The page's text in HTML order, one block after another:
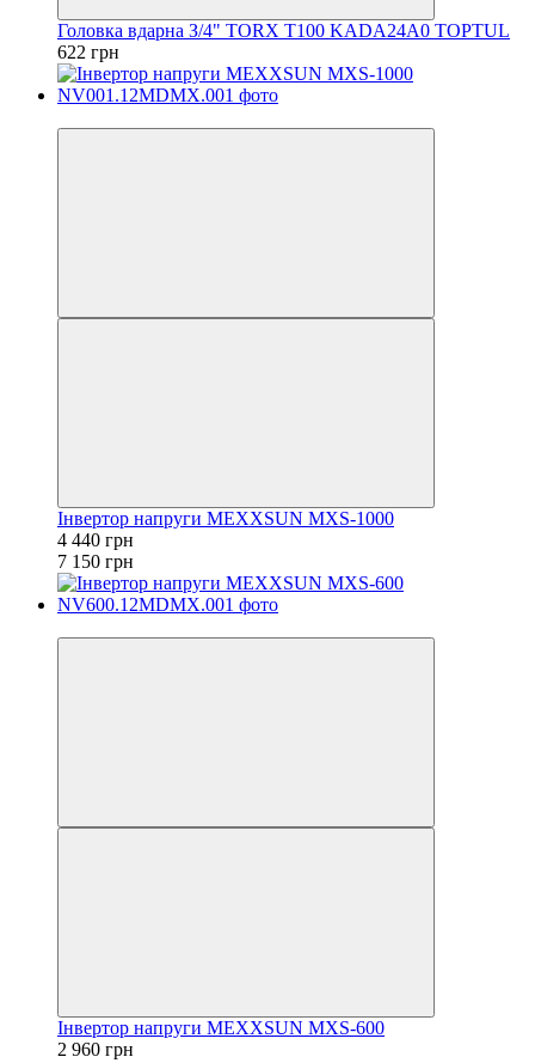
Головка вдарна З/4" TORX T100 KADA24A0 TOPTUL
622 грн
Інвертор напруги MEXXSUN MXS-1000
4 440 грн
7 150 грн
Інвертор напруги MEXXSUN MXS-600
2 960 грн